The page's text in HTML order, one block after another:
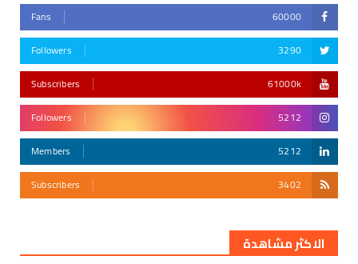
60000
Fans
3290
Followers
61000k
Subscribers
5212
Followers
5212
Members
3402
Subscribers
الاكثر مشاهدة